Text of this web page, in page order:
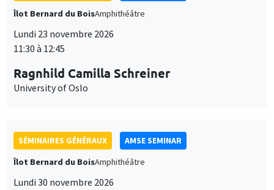
Îlot Bernard du BoisAmphithéâtre
Lundi 23 novembre 2026
11:30 à 12:45
Ragnhild Camilla Schreiner
University of Oslo
SÉMINAIRES GÉNÉRAUX
AMSE SEMINAR
Îlot Bernard du BoisAmphithéâtre
Lundi 30 novembre 2026